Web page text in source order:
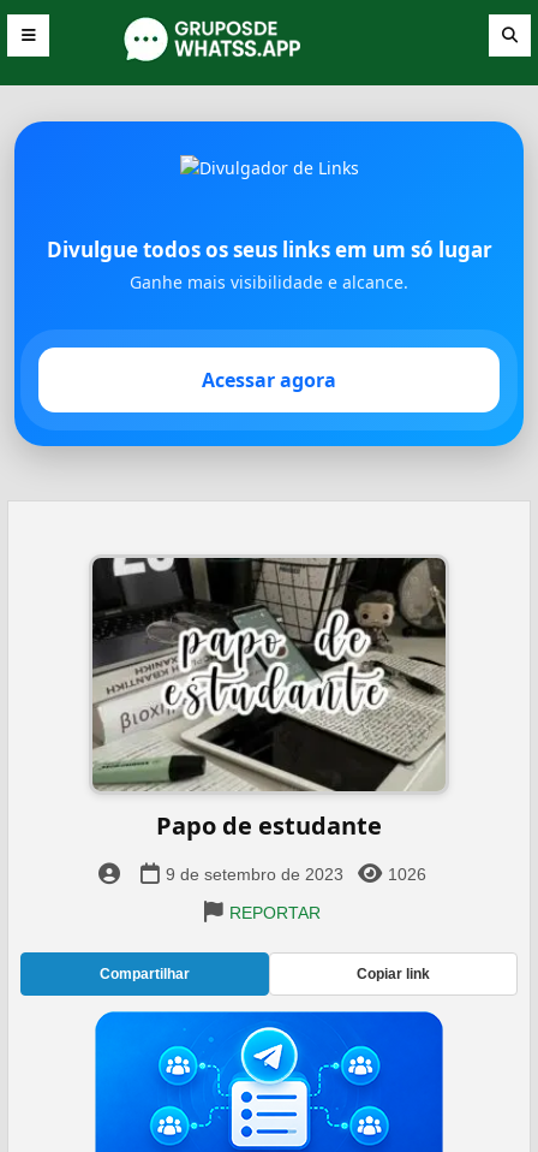
Divulgue todos os seus links em um só lugar
Ganhe mais visibilidade e alcance.
Acessar agora
Papo de estudante
9 de setembro de 2023
1026
REPORTAR
Compartilhar Copiar link